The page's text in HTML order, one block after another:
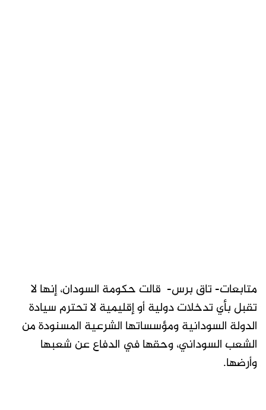
متابعات- تاق برس- قالت حكومة السودان، إنها لا
تقبل بأي تدخلات دولية أو إقليمية لا تحترم سيادة
الدولة السودانية ومؤسساتها الشرعية المسنودة من
الشعب السوداني، وحقها في الدفاع عن شعبها
وأرضها.